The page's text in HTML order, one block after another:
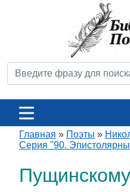
Главная » Поэты »
Серия "90.
Пущинскому